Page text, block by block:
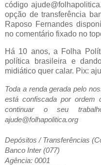
código
opção de transferência
Raposo Fernandes
no comentário fixado no
Há 10 anos, a Folha
política brasileira e
midiático quer calar. Pix:
Toda a renda gerada pelo
está confiscada por ordem
continuar o seu
ajude@folhapolitica.org
Depósitos / Transferências
Banco Inter (077)
Agência: 0001